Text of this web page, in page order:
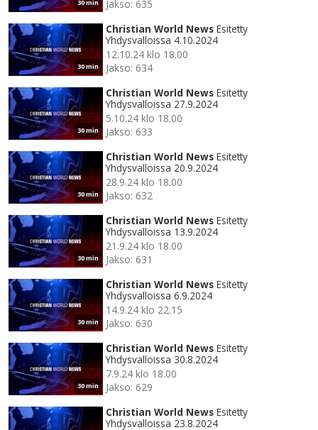
30 min
Jakso: 635
30 min
Christian World News Esitetty
Yhdysvalloissa 4.10.2024
12.10.24 klo 18.00
Jakso: 634
30 min
Christian World News Esitetty
Yhdysvalloissa 27.9.2024
5.10.24 klo 18.00
Jakso: 633
30 min
Christian World News Esitetty
Yhdysvalloissa 20.9.2024
28.9.24 klo 18.00
Jakso: 632
30 min
Christian World News Esitetty
Yhdysvalloissa 13.9.2024
21.9.24 klo 18.00
Jakso: 631
30 min
Christian World News Esitetty
Yhdysvalloissa 6.9.2024
14.9.24 klo 22.15
Jakso: 630
30 min
Christian World News Esitetty
Yhdysvalloissa 30.8.2024
7.9.24 klo 18.00
Jakso: 629
Christian World News Esitetty
Yhdysvalloissa 23.8.2024